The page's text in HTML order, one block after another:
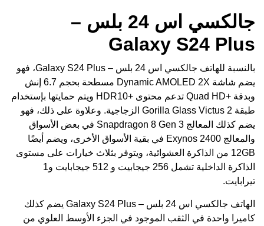
جالكسي اس 24 بلس –
Galaxy S24 Plus
بالنسبة للهاتف جالكسي اس 24 بلس – Galaxy S24 Plus، فهو
يضم شاشة Dynamic AMOLED 2X مسطحة بحجم 6.7 إنش
وبدقة +Quad HD تدعم محتوى +HDR10 ويتم حمايتها بإستخدام
طبقة Gorilla Glass Victus 2 الزجاجية. وعلاوة على ذلك، فهو
يضم كذلك المعالج Snapdragon 8 Gen 3 في بعض الأسواق
والمعالج Exynos 2400 في بقية الأسواق الأخرى، ويضم أيضًا
12GB من الذاكرة العشوائية، ويتوفر بثلاث خيارات على مستوى
الذاكرة الداخلية تشمل 256 جيجابيت و 512 جيجابايت و1
تيرابايت.
الهاتف جالكسي اس 24 بلس – Galaxy S24 Plus يضم كذلك
كاميرا واحدة في الثقب الموجود في الجزء الأوسط العلوي من